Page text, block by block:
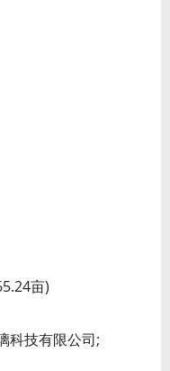
亩)
技有限公司;